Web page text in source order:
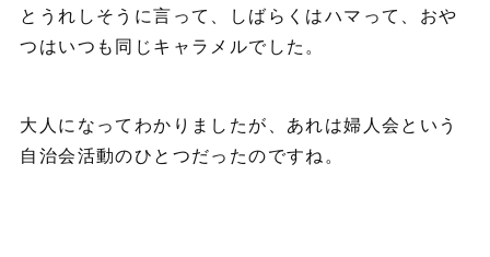
とうれしそうに言って、しばらくはハマって、おや
つはいつも同じキャラメルでした。
大人になってわかりましたが、あれは婦人会という
自治会活動のひとつだったのですね。